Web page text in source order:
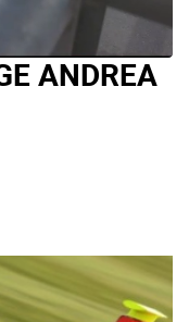
ANDREA